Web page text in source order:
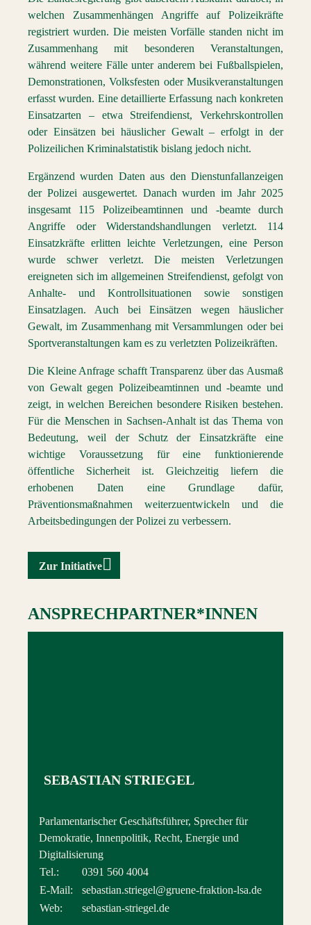
welchen Zusammenhängen Angriffe auf Polizeikräfte
registriert wurden. Die meisten Vorfälle standen nicht im
Zusammenhang mit besonderen Veranstaltungen,
während weitere Fälle unter anderem bei Fußballspielen,
Demonstrationen, Volksfesten oder Musikveranstaltungen
erfasst wurden. Eine detaillierte Erfassung nach konkreten
Einsatzarten – etwa Streifendienst, Verkehrskontrollen
oder Einsätzen bei häuslicher Gewalt – erfolgt in der
Polizeilichen Kriminalstatistik bislang jedoch nicht.
Ergänzend wurden Daten aus den Dienstunfallanzeigen
der Polizei ausgewertet. Danach wurden im Jahr 2025
insgesamt 115 Polizeibeamtinnen und -beamte durch
Angriffe oder Widerstandshandlungen verletzt. 114
Einsatzkräfte erlitten leichte Verletzungen, eine Person
wurde schwer verletzt. Die meisten Verletzungen
ereigneten sich im allgemeinen Streifendienst, gefolgt von
Anhalte- und Kontrollsituationen sowie sonstigen
Einsatzlagen. Auch bei Einsätzen wegen häuslicher
Gewalt, im Zusammenhang mit Versammlungen oder bei
Sportveranstaltungen kam es zu verletzten Polizeikräften.
Die Kleine Anfrage schafft Transparenz über das Ausmaß
von Gewalt gegen Polizeibeamtinnen und -beamte und
zeigt, in welchen Bereichen besondere Risiken bestehen.
Für die Menschen in Sachsen-Anhalt ist das Thema von
Bedeutung, weil der Schutz der Einsatzkräfte eine
wichtige Voraussetzung für eine funktionierende
öffentliche Sicherheit ist. Gleichzeitig liefern die
erhobenen Daten eine Grundlage dafür,
Präventionsmaßnahmen weiterzuentwickeln und die
Arbeitsbedingungen der Polizei zu verbessern.
Zur Initiative
ANSPRECHPARTNER*INNEN
SEBASTIAN STRIEGEL
Parlamentarischer Geschäftsführer, Sprecher für
Demokratie, Innenpolitik, Recht, Energie und
Digitalisierung
Tel.:
0391 560 4004
E-Mail:
sebastian.striegel@gruene-fraktion-lsa.de
Web:
sebastian-striegel.de